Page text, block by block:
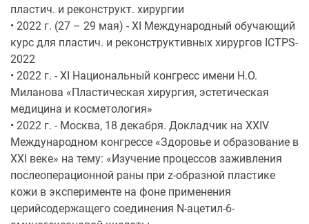
пластич. и реконструкт. хирургии
• 2022 г. (27 – 29 мая) - XI Международный обучающий
курс для пластич. и реконструктивных хирургов ICTPS-
2022
• 2022 г. - ХI Национальный конгресс имени Н.О.
Миланова «Пластическая хирургия, эстетическая
медицина и косметология»
• 2022 г. - Москва, 18 декабря. Докладчик на XXIV
Международном конгрессе «Здоровье и образование в
XXI веке» на тему: «Изучение процессов заживления
послеоперационной раны при z-образной пластике
кожи в эксперименте на фоне применения
церийсодержащего соединения N-ацетил-6-